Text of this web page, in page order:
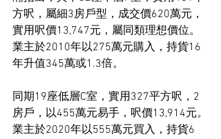
方呎，屬細3房戶型，成交價620萬元，
實用呎價13,747元，屬同類理想價位。
業主於2010年以275萬元購入，持貨16
年升值345萬或1.3倍。
同期19座低層C室，實用327平方呎，2
房戶，以455萬元易手，呎價13,914元。
業主於2020年以555萬元買入，持貨6